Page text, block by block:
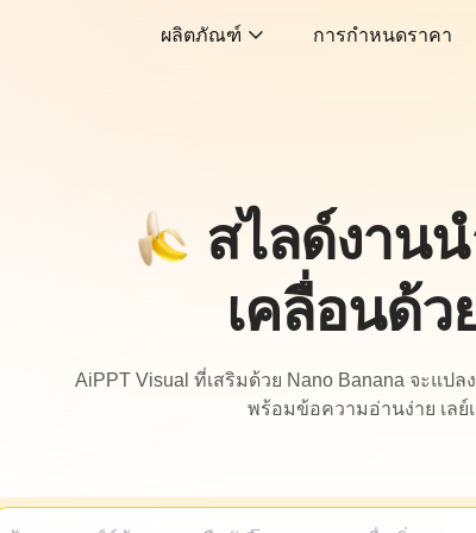
ผลิตภัณฑ์ การกำหนดราคา
สไลด์งาน
เคลื่อนด้ว
AiPPT Visual ที่เสริมด้วย Nano Banana จะแ
พร้อมข้อความอ่านง่าย เล